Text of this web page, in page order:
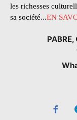
les richesses
sa société...EN